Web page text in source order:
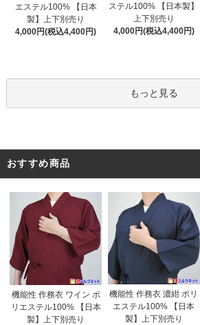
エステル100% 【日本
製】上下別売り
4,000円(税込4,400円)
ステル100% 【日本製】
上下別売り
4,000円(税込4,400円)
もっと見る
おすすめ商品
機能性 作務衣 ワイン ポ
リエステル100% 【日本
製】上下別売り
機能性 作務衣 濃紺 ポリ
エステル100% 【日本
製】上下別売り